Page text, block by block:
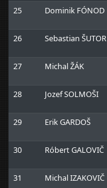
25 Dominik FÓNOD
26 Sebastian ŠUTOR
27
Michal ŽÁK
28 Jozef SOLMOŠI
29 Erik GARDOŠ
30
Róbert GALOVIČ
31 Michal IZAKOVIČ